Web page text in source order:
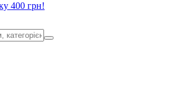
400 грн!